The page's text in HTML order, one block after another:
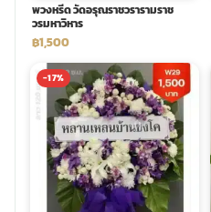
พวงหรีด วัดอรุณราชวรารามราช
วรมหาวิหาร
฿1,500
-17%